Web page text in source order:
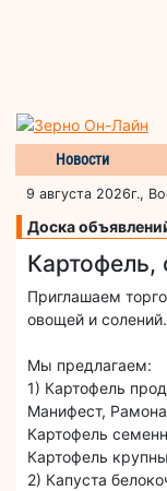
Новости
9 августа 2026г.,
Доска
Картофель,
Приглашаем
овощей и солений.
Мы предлагаем:
1) Картофель
Манифест,
Картофель
Картофель
2) Капуста